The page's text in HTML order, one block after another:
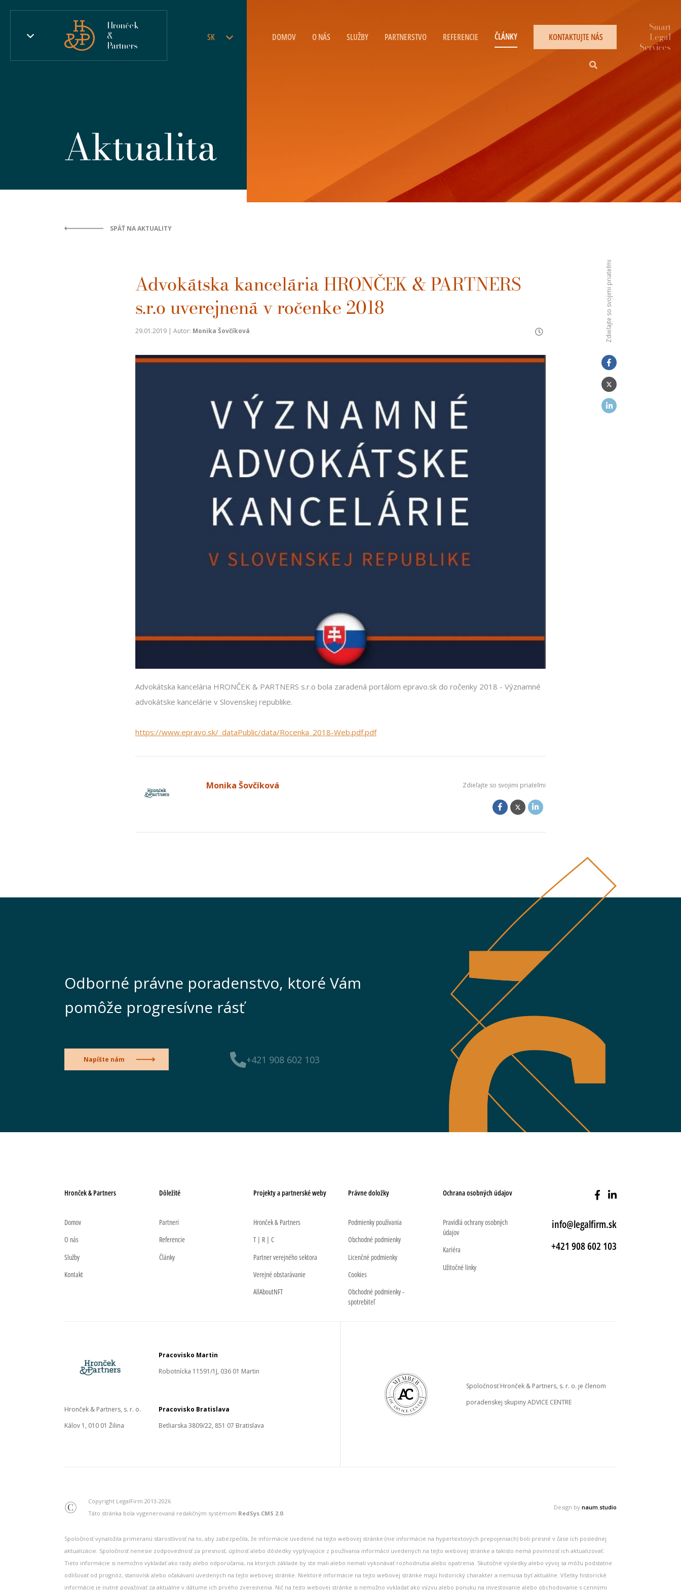
Hronček
&
Partners
SK DOMOV O NÁS SLUŽBY PARTNERSTVO REFERENCIE ČLÁNKY KONTAKTUJTE NÁS
Aktualita
SPÄŤ NA AKTUALITY
Advokátska kancelária HRONČEK & PARTNERS
s.r.o uverejnená v ročenke 2018
29.01.2019 | Autor: Monika Šovčíková
Advokátska kancelária HRONČEK & PARTNERS s.r.o bola zaradená portálom epravo.sk do ročenky 2018 - Významné
advokátske kancelárie v Slovenskej republike.
https://www.epravo.sk/_dataPublic/data/Rocenka_2018-Web.pdf.pdf
Monika Šovčíková Zdieľajte so svojimi priateľmi
Zdieľajte so svojimi priateľmi
Odborné právne poradenstvo, ktoré Vám
pomôže progresívne rásť
+421 908 602 103
Napíšte nám
Hronček & Partners
Domov
O nás
Služby
Kontakt
Dôležité
Partneri
Referencie
Články
Projekty a partnerské weby
Hronček & Partners
T | R | C
Partner verejného sektora
Verejné obstarávanie
AllAboutNFT
Právne doložky
Podmienky používania
Obchodné podmienky
Licenčné podmienky
Cookies
Obchodné podmienky -
spotrebiteľ
Ochrana osobných údajov
Pravidlá ochrany osobných
údajov
Kariéra
Užitočné linky
info@legalfirm.sk
+421 908 602 103
Pracovisko Martin
Robotnícka 11591/1J, 036 01 Martin
Hronček & Partners, s. r. o.
Kálov 1, 010 01 Žilina
Pracovisko Bratislava
Betliarska 3809/22, 851 07 Bratislava
Spoločnosť Hronček & Partners, s. r. o. je členom
poradenskej skupiny ADVICE CENTRE
©
Copyright LegalFirm 2013-2026
Táto stránka bola vygenerovaná redakčným systémom RedSys.CMS 2.0.
Design by naum.studio
Spoločnosť vynaložila primeranú starostlivosť na to, aby zabezpečila, že informácie uvedené na tejto webovej stránke (nie informácie na hypertextových prepojeniach) boli presné v čase ich poslednej
aktualizácie. Spoločnosť nenesie zodpovednosť za presnosť, úplnosť alebo dôsledky vyplývajúce z používania informácií uvedených na tejto webovej stránke a takisto nemá povinnosť ich aktualizovať.
Tieto informácie si nemožno vykladať ako rady alebo odporúčania, na ktorých základe by ste mali alebo nemali vykonávať rozhodnutia alebo opatrenia. Skutočné výsledky alebo vývoj sa môžu podstatne
odlišovať od prognóz, stanovísk alebo očakávaní uvedených na tejto webovej stránke. Niektoré informácie na tejto webovej stránke majú historický charakter a nemusia byť aktuálne. Všetky historické
informácie je nutné považovať za aktuálne v dátume ich prvého zverejnenia. Nič na tejto webovej stránke si nemožno vykladať ako výzvu alebo ponuku na investovanie alebo obchodovanie s cennými